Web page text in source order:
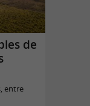
de
entre